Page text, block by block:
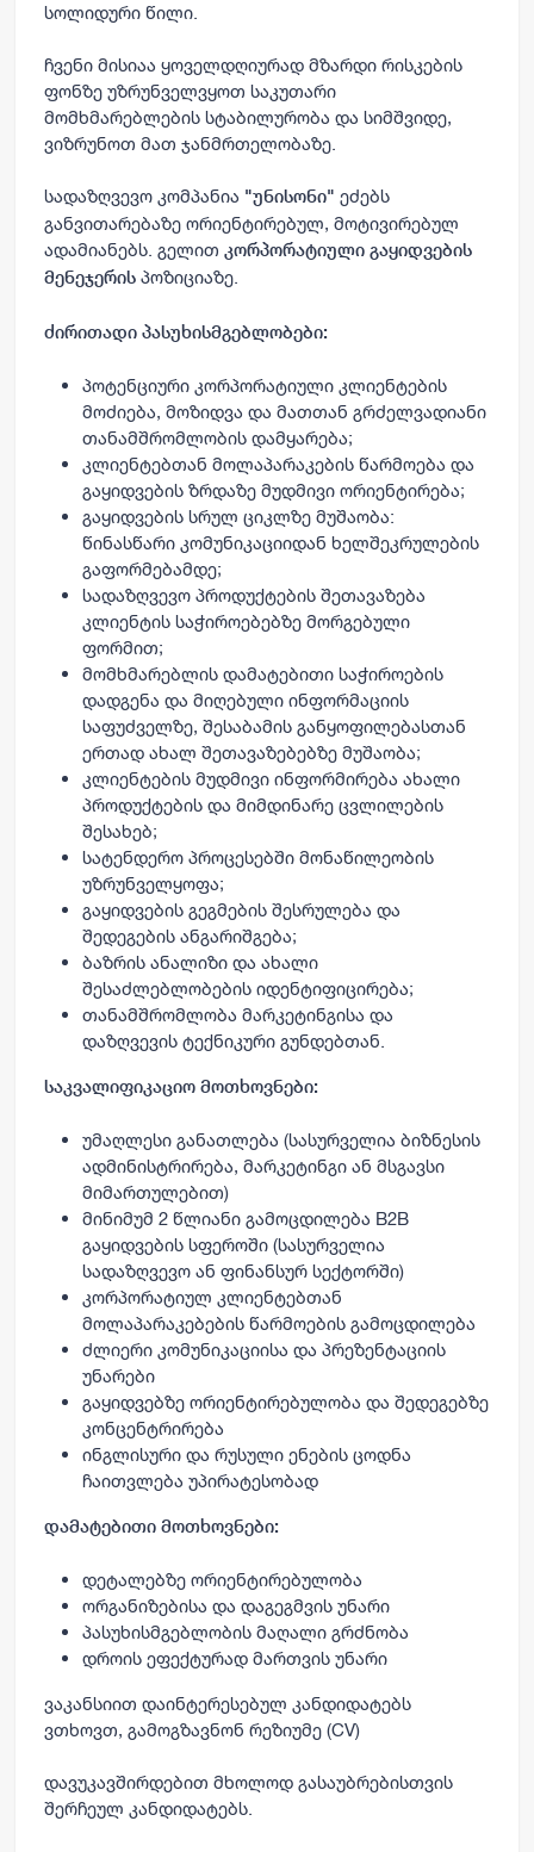
სოლიდური წილი.
ჩვენი მისიაა ყოველდღიურად მზარდი რისკების
ფონზე უზრუნველვყოთ საკუთარი
მომხმარებლების სტაბილურობა და სიმშვიდე,
ვიზრუნოთ მათ ჯანმრთელობაზე.
სადაზღვევო კომპანია "უნისონი" ეძებს
განვითარებაზე ორიენტირებულ, მოტივირებულ
ადამიანებს. გელით კორპორატიული გაყიდვების
მენეჯერის პოზიციაზე.
ძირითადი პასუხისმგებლობები:
პოტენციური კორპორატიული კლიენტების
მოძიება, მოზიდვა და მათთან გრძელვადიანი
თანამშრომლობის დამყარება;
კლიენტებთან მოლაპარაკების წარმოება და
გაყიდვების ზრდაზე მუდმივი ორიენტირება;
გაყიდვების სრულ ციკლზე მუშაობა:
წინასწარი კომუნიკაციიდან ხელშეკრულების
გაფორმებამდე;
სადაზღვევო პროდუქტების შეთავაზება
კლიენტის საჭიროებებზე მორგებული
ფორმით;
მომხმარებლის დამატებითი საჭიროების
დადგენა და მიღებული ინფორმაციის
საფუძველზე, შესაბამის განყოფილებასთან
ერთად ახალ შეთავაზებებზე მუშაობა;
კლიენტების მუდმივი ინფორმირება ახალი
პროდუქტების და მიმდინარე ცვლილების
შესახებ;
სატენდერო პროცესებში მონაწილეობის
უზრუნველყოფა;
გაყიდვების გეგმების შესრულება და
შედეგების ანგარიშგება;
ბაზრის ანალიზი და ახალი
შესაძლებლობების იდენტიფიცირება;
თანამშრომლობა მარკეტინგისა და
დაზღვევის ტექნიკური გუნდებთან.
საკვალიფიკაციო მოთხოვნები:
უმაღლესი განათლება (სასურველია ბიზნესის
ადმინისტრირება, მარკეტინგი ან მსგავსი
მიმართულებით)
მინიმუმ 2 წლიანი გამოცდილება B2B
გაყიდვების სფეროში (სასურველია
სადაზღვევო ან ფინანსურ სექტორში)
კორპორატიულ კლიენტებთან
მოლაპარაკებების წარმოების გამოცდილება
ძლიერი კომუნიკაციისა და პრეზენტაციის
უნარები
გაყიდვებზე ორიენტირებულობა და შედეგებზე
კონცენტრირება
ინგლისური და რუსული ენების ცოდნა
ჩაითვლება უპირატესობად
დამატებითი მოთხოვნები:
დეტალებზე ორიენტირებულობა
ორგანიზებისა და დაგეგმვის უნარი
პასუხისმგებლობის მაღალი გრძნობა
დროის ეფექტურად მართვის უნარი
ვაკანსიით დაინტერესებულ კანდიდატებს
ვთხოვთ, გამოგზავნონ რეზიუმე (CV)
დავუკავშირდებით მხოლოდ გასაუბრებისთვის
შერჩეულ კანდიდატებს.